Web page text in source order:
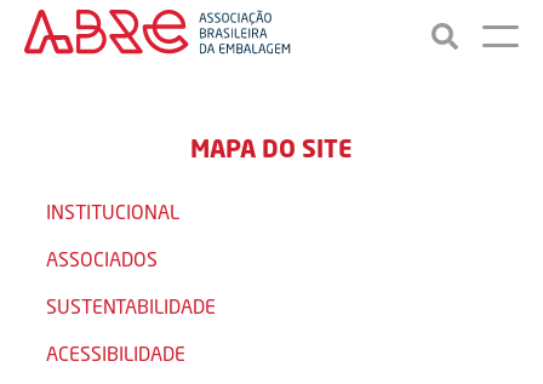
MAPA DO SITE
INSTITUCIONAL
ASSOCIADOS
SUSTENTABILIDADE
ACESSIBILIDADE